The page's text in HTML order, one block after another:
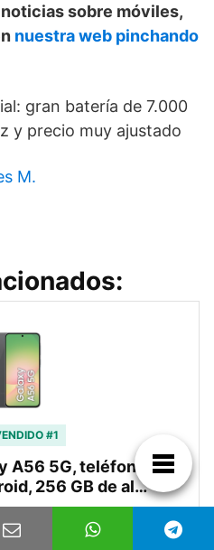
sobre móviles,
nuestra web pinchando
gran batería de 7.000
y precio muy ajustado
M.
#1
A56 5G, teléfono
256 GB de al…